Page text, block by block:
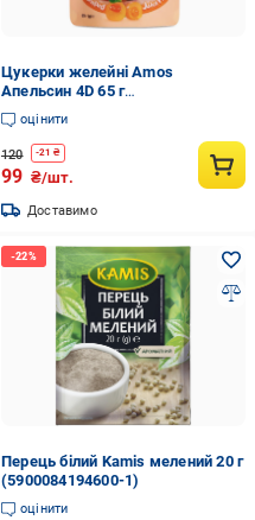
Цукерки желейні Amos
Апельсин 4D 65 г
(6936756255903)
оцінити
120 -21 ₴
99 ₴/шт.
Доставимо
Перець білий Kamis мелений 20 г
(5900084194600-1)
оцінити